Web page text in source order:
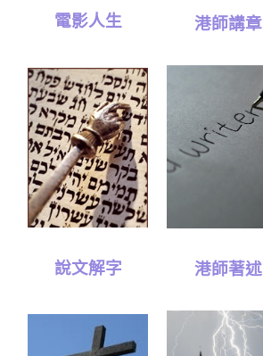
電影人生 港師講章
說文解字 港師著述